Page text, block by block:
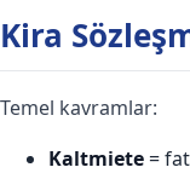
Kira
Temel kavramlar:
Kaltmiete=